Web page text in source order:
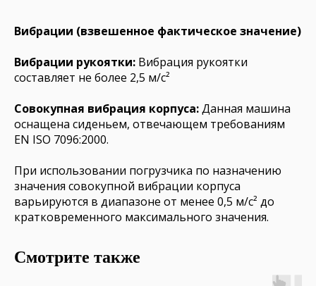
Вибрации (взвешенное фактическое значение)
Вибрации рукоятки: Вибрация рукоятки
составляет не более 2,5 м/с²
Совокупная вибрация корпуса:Данная машина
оснащена сиденьем, отвечающем требованиям
EN ISO 7096:2000.
При использовании погрузчика по назначению
значения совокупной вибрации корпуса
варьируются в диапазоне от менее 0,5 м/с² до
кратковременного максимального значения.
Смотрите также